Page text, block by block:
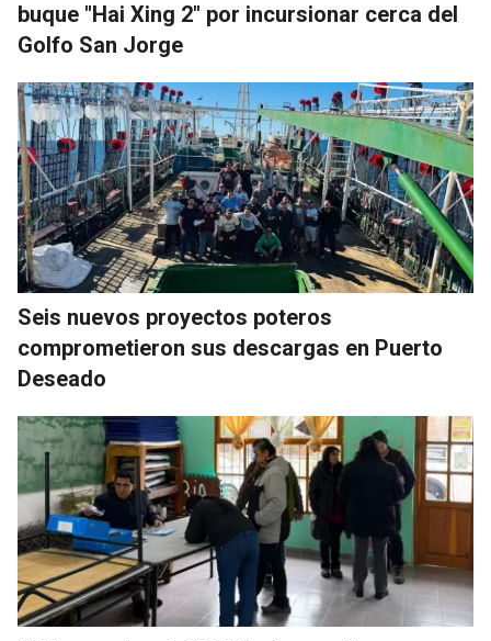
buque "Hai Xing 2" por incursionar cerca del
Golfo San Jorge
Seis nuevos proyectos poteros
comprometieron sus descargas en Puerto
Deseado